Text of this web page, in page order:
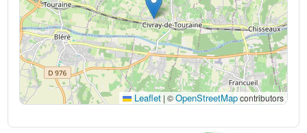
Leaflet | ©OpenStreetMapcontributors